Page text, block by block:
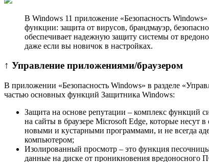
В Windows 11 приложение «Безопаcность
функции: защита от вирусов, брандмауэр,
обеспечивает надежную защиту системы от
даже если вы новичок в настройках.
↑ Управление приложениями/браузером
В приложении «Безопасность Windows» в разделе
частью основных функций Защитника Windows:
Защита на основе репутации – комплекс функций
на сайты в браузере Microsoft Edge, которые несут
новыми и кустарными программами, и не всегда
компьютером;
Изолированный просмотр – это функция
данные на диске от проникновения вредоносного